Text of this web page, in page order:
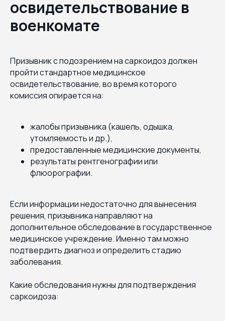
освидетельствование в
военкомате
Призывник с подозрением на саркоидоз должен
пройти стандартное медицинское
освидетельствование, во время которого
комиссия опирается на:
жалобы призывника (кашель, одышка,
утомляемость и др.),
предоставленные медицинские документы,
результаты рентгенографии или
флюорографии.
Если информации недостаточно для вынесения
решения, призывника направляют на
дополнительное обследование в государственное
медицинское учреждение. Именно там можно
подтвердить диагноз и определить стадию
заболевания.
Какие обследования нужны для подтверждения
саркоидоза: